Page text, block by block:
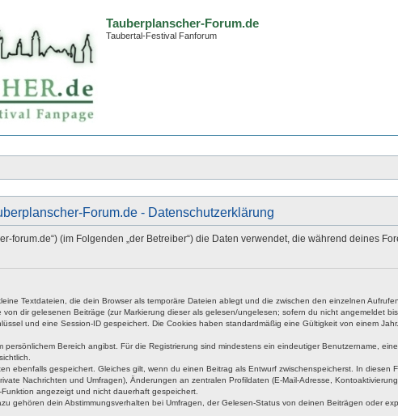
Tauberplanscher-Forum.de
Taubertal-Festival Fanforum
Forum.de - Datenschutzerklärung
forum.de“) (im Folgenden „der Betreiber“) die Daten verwendet, die während deines
Textdateien, die dein Browser als temporäre Dateien ablegt und die zwischen den einzelnen
dir gelesenen Beiträge (zur Markierung dieser als gelesen/ungelesen; sofern du nicht angemeldet
und eine Session-ID gespeichert. Die Cookies haben standardmäßig eine Gültigkeit von einem
Bereich angibst. Für die Registrierung sind mindestens ein eindeutiger Benutzername,
ebenfalls gespeichert. Gleiches gilt, wenn du einen Beitrag als Entwurf zwischenspeicherst. In diesen
Nachrichten und Umfragen), Änderungen an zentralen Profildaten (E-Mail-Adresse,
Funktion angezeigt und nicht dauerhaft gespeichert.
gehören dein Abstimmungsverhalten bei Umfragen, der Gelesen-Status von deinen Beiträgen oder